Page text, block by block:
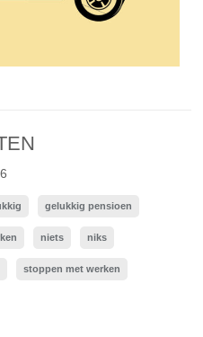
gelukkig pensioen
niets niks
stoppen met werken